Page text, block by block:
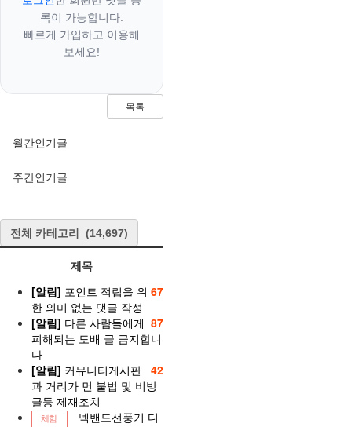
록이 가능합니다.
빠르게 가입하고 이용해
보세요!
목록
월간인기글
주간인기글
전체 카테고리 (14,697)
제목
67
[알림] 포인트 적립을 위
한 의미 없는 댓글 작성
87
[알림] 다른 사람들에게
피해되는 도배 글 금지합니
다
42
[알림] 커뮤니티게시판
과 거리가 먼 불법 및 비방
글등 제재조치
체험
넥밴드선풍기 디